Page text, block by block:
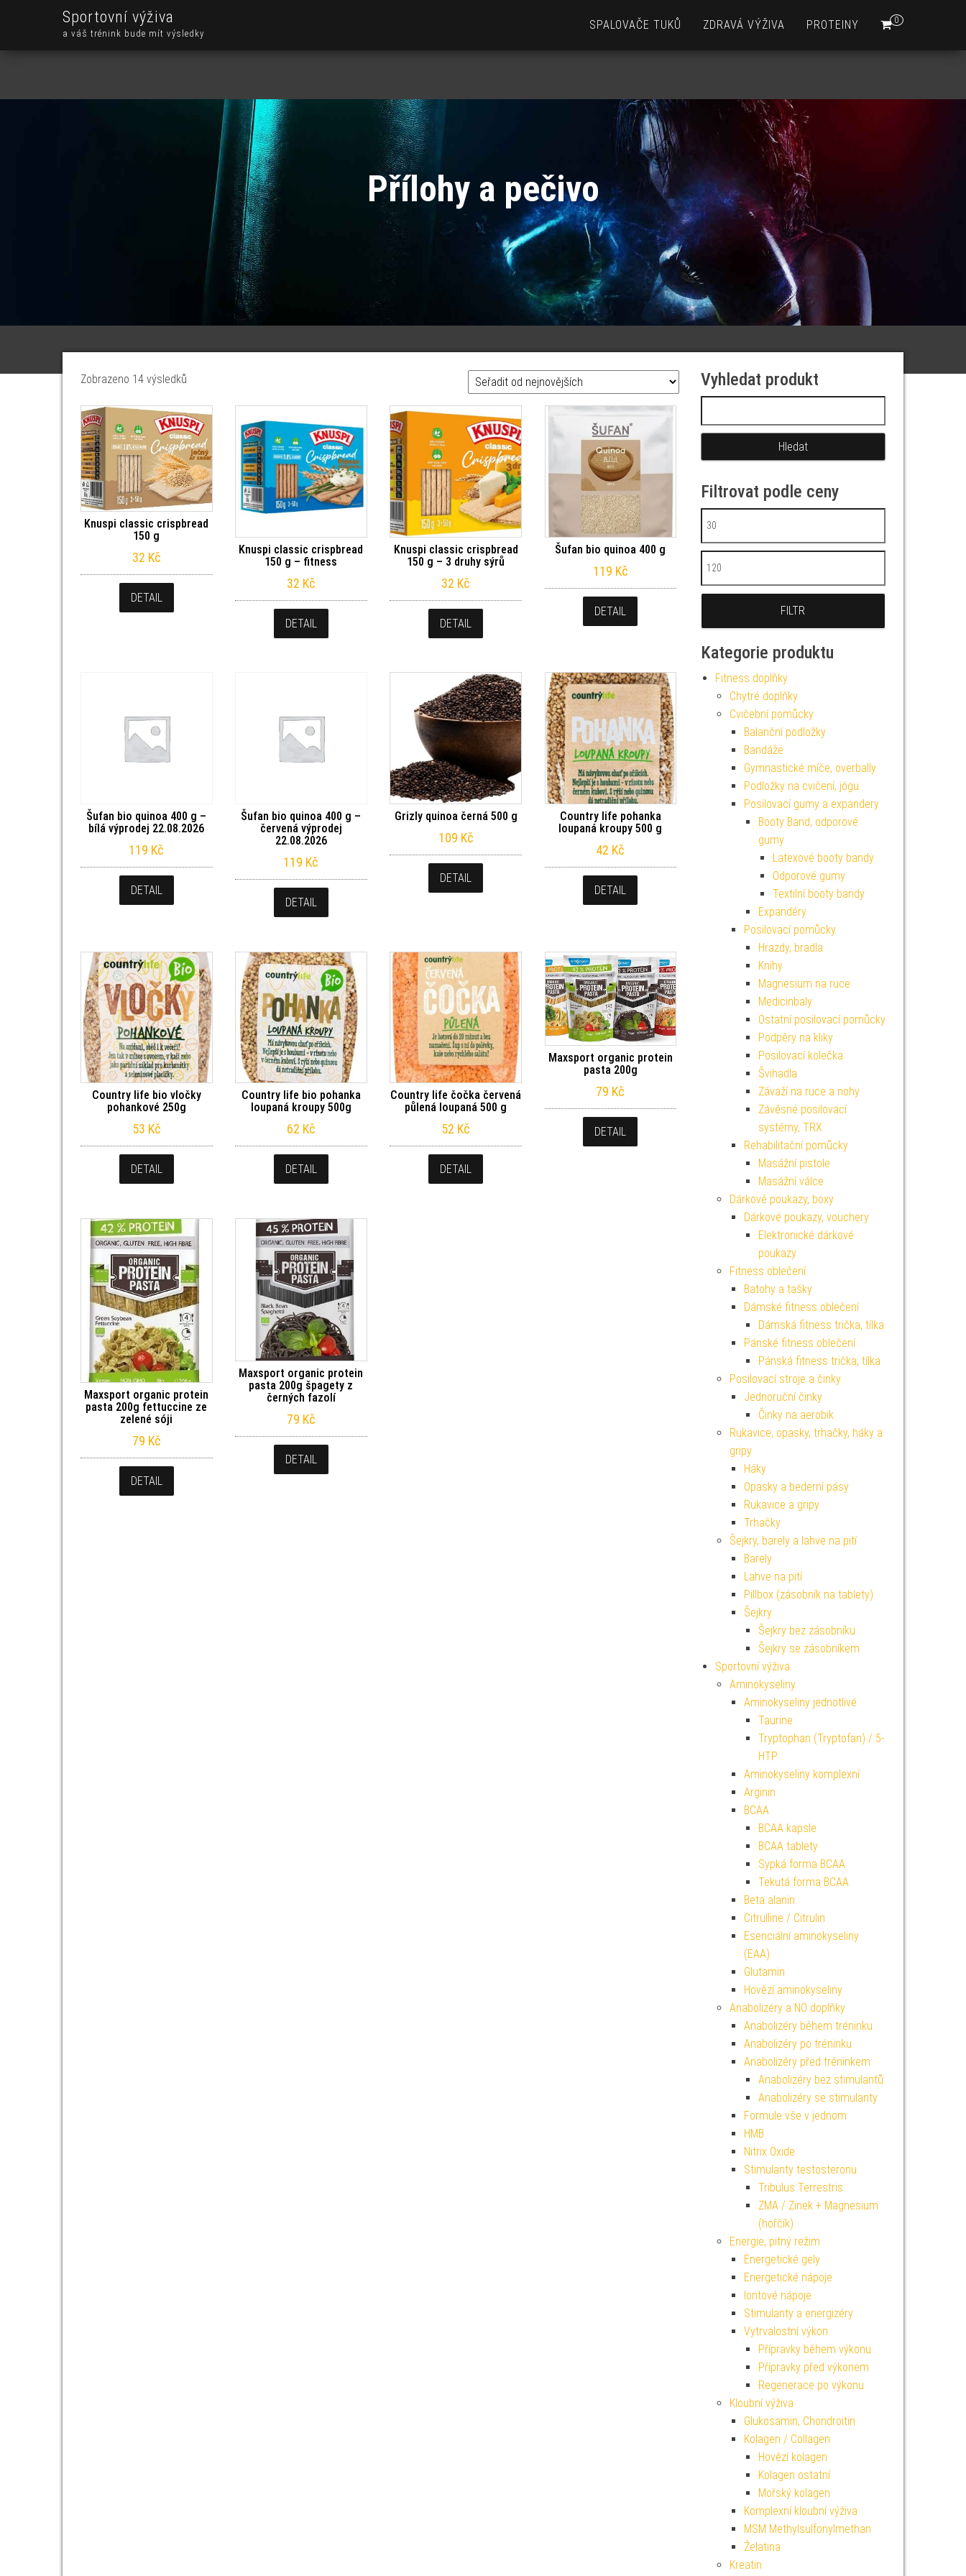
Sportovní výživa
a váš trénink bude mít výsledky
0
SPALOVAČE TUKŮ ZDRAVÁ VÝŽIVA PROTEINY
Přílohy a pečivo
Zobrazeno 14 výsledků
Knuspi classic crispbread
150 g
32 Kč
DETAIL
Knuspi classic crispbread
150 g – fitness
32 Kč
DETAIL
Knuspi classic crispbread
150 g – 3 druhy sýrů
32 Kč
DETAIL
Šufan bio quinoa 400 g
119 Kč
DETAIL
Šufan bio quinoa 400 g –
bílá výprodej 22.08.2026
119 Kč
DETAIL
Šufan bio quinoa 400 g –
červená výprodej
22.08.2026
119 Kč
DETAIL
Grizly quinoa černá 500 g
109 Kč
DETAIL
Country life pohanka
loupaná kroupy 500 g
42 Kč
DETAIL
Country life bio vločky
pohankové 250g
53 Kč
DETAIL
Country life bio pohanka
loupaná kroupy 500g
62 Kč
DETAIL
Country life čočka červená
půlená loupaná 500 g
52 Kč
DETAIL
Maxsport organic protein
pasta 200g
79 Kč
DETAIL
Maxsport organic protein
pasta 200g fettuccine ze
zelené sóji
79 Kč
DETAIL
Maxsport organic protein
pasta 200g špagety z
černých fazolí
79 Kč
DETAIL
Vyhledat produkt
Filtrovat podle ceny
Minimální cena
Maximální cena
FILTR
Kategorie produktu
Fitness doplňky
Chytré doplňky
Cvičební pomůcky
Balanční podložky
Bandáže
Gymnastické míče, overbally
Podložky na cvičení, jógu
Posilovací gumy a expandery
Booty Band, odporové
gumy
Latexové booty bandy
Odporové gumy
Textilní booty bandy
Expandéry
Posilovací pomůcky
Hrazdy, bradla
Knihy
Magnesium na ruce
Medicinbaly
Ostatní posilovací pomůcky
Podpěry na kliky
Posilovací kolečka
Švihadla
Závaží na ruce a nohy
Závěsné posilovací
systémy, TRX
Rehabilitační pomůcky
Masážní pistole
Masážní válce
Dárkové poukazy, boxy
Dárkové poukazy, vouchery
Elektronické dárkové
poukazy
Fitness oblečení
Batohy a tašky
Dámské fitness oblečení
Dámská fitness trička, tílka
Pánské fitness oblečení
Pánská fitness trička, tílka
Posilovací stroje a činky
Jednoruční činky
Činky na aerobik
Rukavice, opasky, trhačky, háky a
gripy
Háky
Opasky a bederní pásy
Rukavice a gripy
Trhačky
Šejkry, barely a lahve na pití
Barely
Lahve na pití
Pillbox (zásobník na tablety)
Šejkry
Šejkry bez zásobníku
Šejkry se zásobníkem
Sportovní výživa
Aminokyseliny
Aminokyseliny jednotlivé
Taurine
Tryptophan (Tryptofan) / 5-
HTP
Aminokyseliny komplexní
Arginin
BCAA
BCAA kapsle
BCAA tablety
Sypká forma BCAA
Tekutá forma BCAA
Beta alanin
Citrulline / Citrulin
Esenciální aminokyseliny
(EAA)
Glutamin
Hovězí aminokyseliny
Anabolizéry a NO doplňky
Anabolizéry během tréninku
Anabolizéry po tréninku
Anabolizéry před tréninkem
Anabolizéry bez stimulantů
Anabolizéry se stimulanty
Formule vše v jednom
HMB
Nitrix Oxide
Stimulanty testosteronu
Tribulus Terrestris
ZMA / Zinek + Magnesium
(hořčík)
Energie, pitný režim
Energetické gely
Energetické nápoje
Iontové nápoje
Stimulanty a energizéry
Vytrvalostní výkon
Přípravky během výkonu
Přípravky před výkonem
Regenerace po výkonu
Kloubní výživa
Glukosamin, Chondroitin
Kolagen / Collagen
Hovězí kolagen
Kolagen ostatní
Mořský kolagen
Komplexní kloubní výživa
MSM Methylsulfonylmethan
Želatina
Kreatin